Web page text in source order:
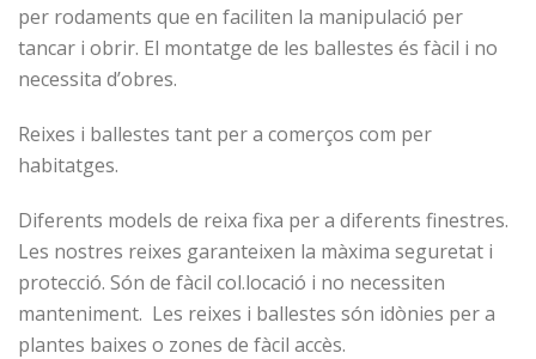
per rodaments que en faciliten la manipulació per
tancar i obrir. El montatge de les ballestes és fàcil i no
necessita d’obres.
Reixes i ballestes tant per a comerços com per
habitatges.
Diferents models de reixa fixa per a diferents finestres.
Les nostres reixes garanteixen la màxima seguretat i
protecció. Són de fàcil col.locació i no necessiten
manteniment. Les reixes i ballestes són idònies per a
plantes baixes o zones de fàcil accès.